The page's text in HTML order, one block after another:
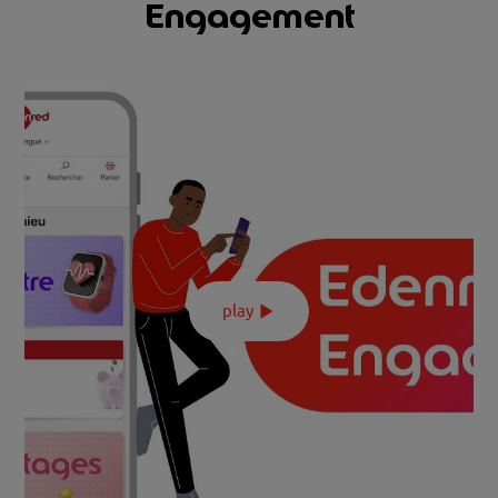
En savoir plusEngagement
play
0:00
Maximisez l'impact de vos actions RH avec Edenred